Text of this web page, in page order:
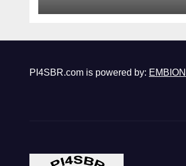
PI4SBR.com is powered by: EMBION